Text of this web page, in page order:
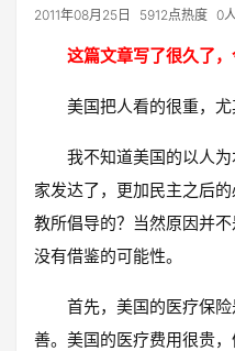
2011年08月25日 5912点热度 0
这篇文章写了很久了，
美国把人看的很重，尤
我不知道美国的以人
家发达了，更加民主之后
教所倡导的？当然原因并
没有借鉴的可能性。
首先，美国的医疗保
善。美国的医疗费用很贵